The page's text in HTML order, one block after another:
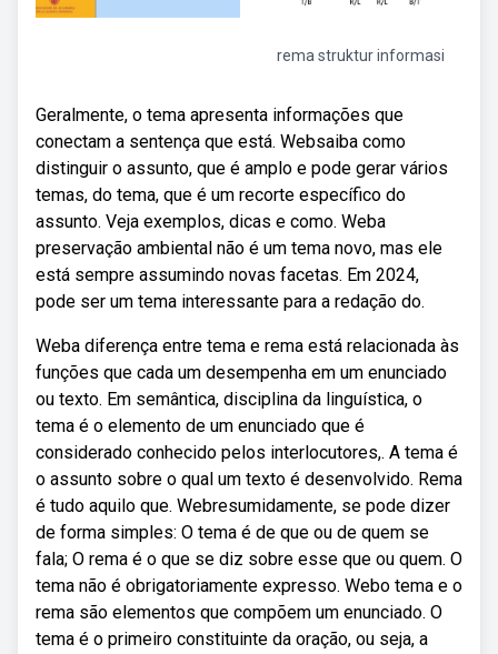
rema struktur informasi
Geralmente, o tema apresenta informações que
conectam a sentença que está. Websaiba como
distinguir o assunto, que é amplo e pode gerar vários
temas, do tema, que é um recorte específico do
assunto. Veja exemplos, dicas e como. Weba
preservação ambiental não é um tema novo, mas ele
está sempre assumindo novas facetas. Em 2024,
pode ser um tema interessante para a redação do.
Weba diferença entre tema e rema está relacionada às
funções que cada um desempenha em um enunciado
ou texto. Em semântica, disciplina da linguística, o
tema é o elemento de um enunciado que é
considerado conhecido pelos interlocutores,. A tema é
o assunto sobre o qual um texto é desenvolvido. Rema
é tudo aquilo que. Webresumidamente, se pode dizer
de forma simples: O tema é de que ou de quem se
fala; O rema é o que se diz sobre esse que ou quem. O
tema não é obrigatoriamente expresso. Webo tema e o
rema são elementos que compõem um enunciado. O
tema é o primeiro constituinte da oração, ou seja, a